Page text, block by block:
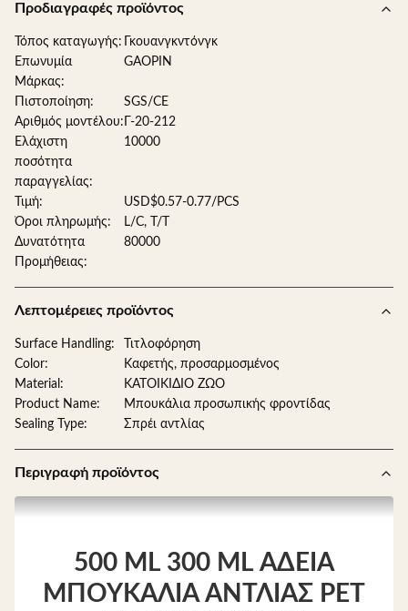
Προδιαγραφές προϊόντος
Τόπος καταγωγής:
Γκουανγκντόνγκ
Επωνυμία
Μάρκας:
GAOPIN
Πιστοποίηση:
SGS/CE
Αριθμός μοντέλου: Γ-20-212
Ελάχιστη
ποσότητα
παραγγελίας:
10000
Τιμή:
USD$0.57-0.77/PCS
Όροι πληρωμής:
L/C, T/T
Δυνατότητα
Προμήθειας:
80000
Λεπτομέρειες προϊόντος
Surface Handling:
Τιτλοφόρηση
Color:
Καφετής, προσαρμοσμένος
Material:
ΚΑΤΟΙΚΙΔΙΟ ΖΩΟ
Product Name:
Μπουκάλια προσωπικής φροντίδας
Sealing Type:
Σπρέι αντλίας
Περιγραφή προϊόντος
500 ML 300 ML ΆΔΕΙΑ
ΜΠΟΥΚΆΛΙΑ ΑΝΤΛΊΑΣ PET